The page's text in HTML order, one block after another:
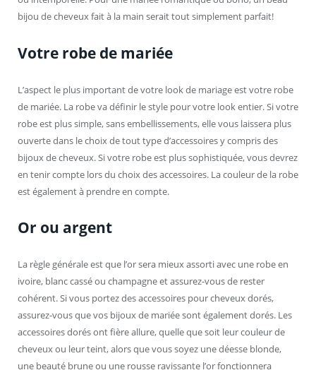
bijou de cheveux fait à la main serait tout simplement parfait!
Votre robe de mariée
L’aspect le plus important de votre look de mariage est votre robe
de mariée. La robe va définir le style pour votre look entier. Si votre
robe est plus simple, sans embellissements, elle vous laissera plus
ouverte dans le choix de tout type d’accessoires y compris des
bijoux de cheveux. Si votre robe est plus sophistiquée, vous devrez
en tenir compte lors du choix des accessoires. La couleur de la robe
est également à prendre en compte.
Or ou argent
La règle générale est que l’or sera mieux assorti avec une robe en
ivoire, blanc cassé ou champagne et assurez-vous de rester
cohérent. Si vous portez des accessoires pour cheveux dorés,
assurez-vous que vos bijoux de mariée sont également dorés. Les
accessoires dorés ont fière allure, quelle que soit leur couleur de
cheveux ou leur teint, alors que vous soyez une déesse blonde,
une beauté brune ou une rousse ravissante l’or fonctionnera